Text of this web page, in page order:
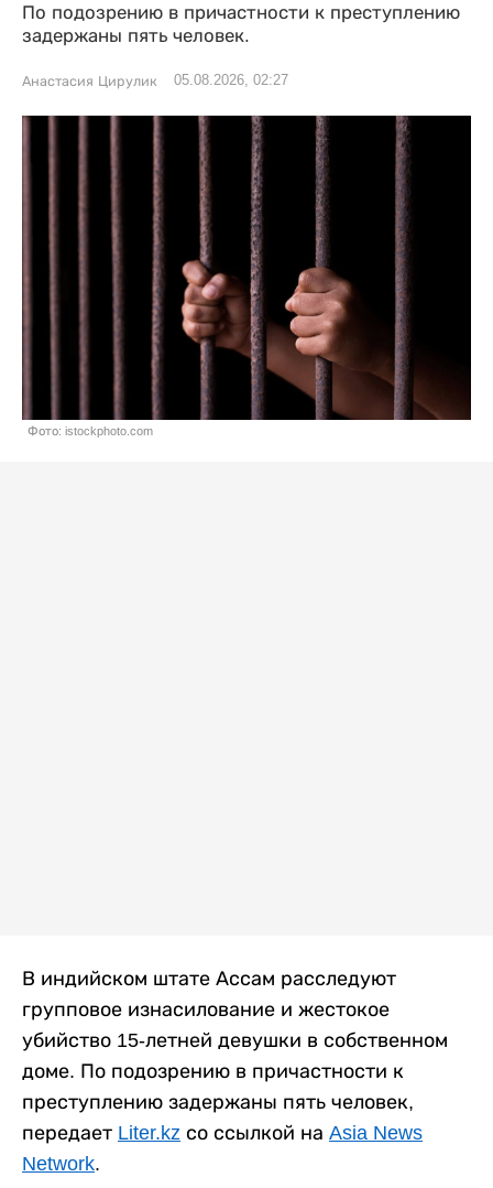
По подозрению в причастности к преступлению
задержаны пять человек.
Анастасия Цирулик 05.08.2026, 02:27
Фото: istockphoto.com
В индийском штате Ассам расследуют
групповое изнасилование и жестокое
убийство 15-летней девушки в собственном
доме. По подозрению в причастности к
преступлению задержаны пять человек,
передает Liter.kz со ссылкой на Asia News
Network.